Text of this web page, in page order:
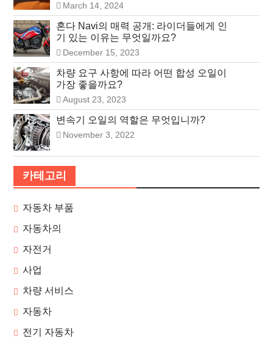
March 14, 2024
혼다 Navi의 매력 공개: 라이더들에게 인
기 있는 이유는 무엇일까요?
December 15, 2023
차량 요구 사항에 따라 어떤 합성 오일이
가장 좋을까요?
August 23, 2023
변속기 오일의 역할은 무엇입니까?
November 3, 2022
카테고리
자동차 부품
자동차의
자전거
사업
차량 서비스
자동차
전기 자동차